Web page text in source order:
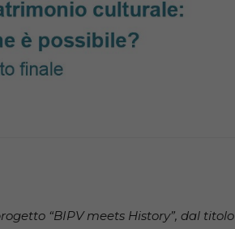
“BIPV meets History”, dal titolo